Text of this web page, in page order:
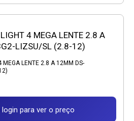
4 MEGA LENTE 2.8 A
LIZSU/SL (2.8-12)
MEGA LENTE 2.8 A 12MM DS-
para ver o preço